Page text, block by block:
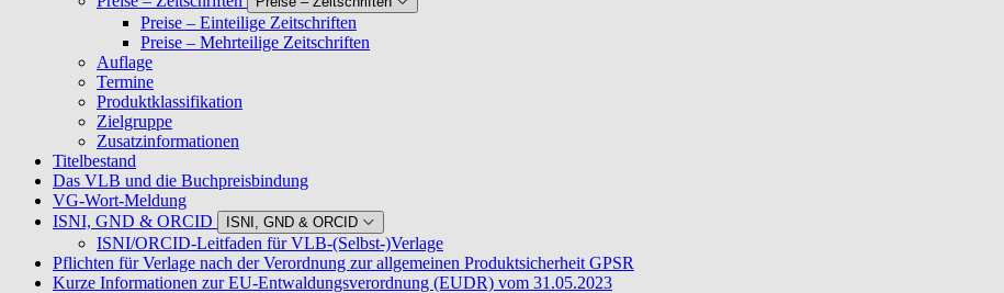
Preise – Einteilige Zeitschriften
Preise – Mehrteilige Zeitschriften
Auflage
Termine
Produktklassifikation
Zielgruppe
Zusatzinformationen
Titelbestand
Das VLB und die Buchpreisbindung
VG-Wort-Meldung
ISNI, GND & ORCID
ISNI, GND & ORCID
ISNI/ORCID-Leitfaden für VLB-(Selbst-)Verlage
Pflichten für Verlage nach der Verordnung zur allgemeinen Produktsicherheit GPSR
Kurze Informationen zur EU-Entwaldungsverordnung (EUDR) vom 31.05.2023